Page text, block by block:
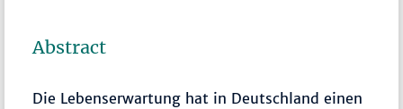
Abstract
Die Lebenserwartung hat in Deutschland einen